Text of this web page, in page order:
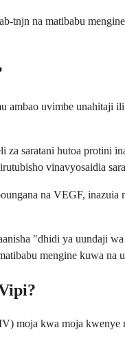
tnjn na matibabu
ambao uvimbe unahitaji
saratani hutoa protini
vinavyosaidia
na VEGF,
"dhidi ya uundaji
mengine kuwa na
moja kwa moja